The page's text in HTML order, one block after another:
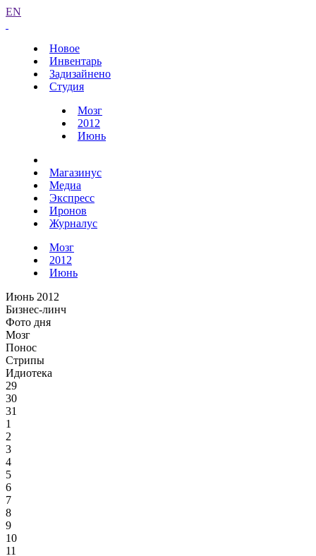
EN
Новое
Инвентарь
Задизайнено
Студия
Мозг
2012
Июнь
Магазинус
Медиа
Экспресс
Иронов
Журналус
Мозг
2012
Июнь
Июнь 2012
Бизнес-линч
Фото дня
Мозг
Понос
Стрипы
Идиотека
29
30
31
1
2
3
4
5
6
7
8
9
10
11